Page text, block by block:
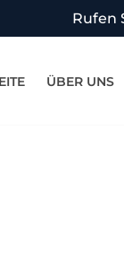
Rufen
ÜBER UNS